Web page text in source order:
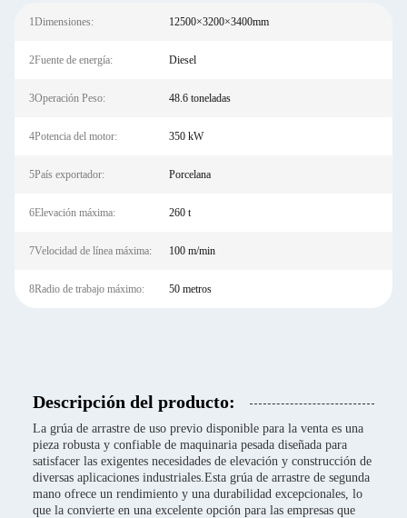
1Dimensiones: 12500×3200×3400mm
2Fuente de energía: Diesel
3Operación Peso: 48.6 toneladas
4Potencia del motor: 350 kW
5País exportador: Porcelana
6Elevación máxima: 260 t
7Velocidad de línea máxima: 100 m/min
8Radio de trabajo máximo: 50 metros
Descripción del producto:
La grúa de arrastre de uso previo disponible para la venta es una
pieza robusta y confiable de maquinaria pesada diseñada para
satisfacer las exigentes necesidades de elevación y construcción de
diversas aplicaciones industriales.Esta grúa de arrastre de segunda
mano ofrece un rendimiento y una durabilidad excepcionales, lo
que la convierte en una excelente opción para las empresas que